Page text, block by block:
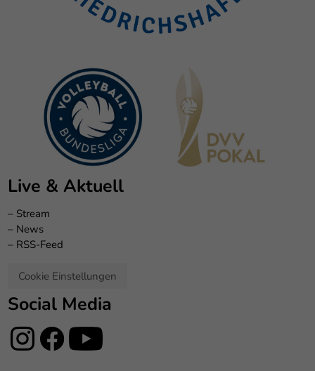
Live & Aktuell
– Stream
– News
– RSS-Feed
Cookie Einstellungen
Social Media